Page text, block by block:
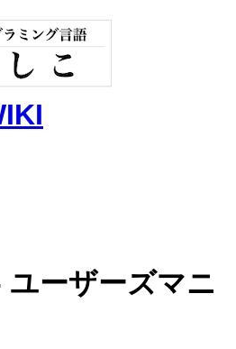
ーザーズマニ